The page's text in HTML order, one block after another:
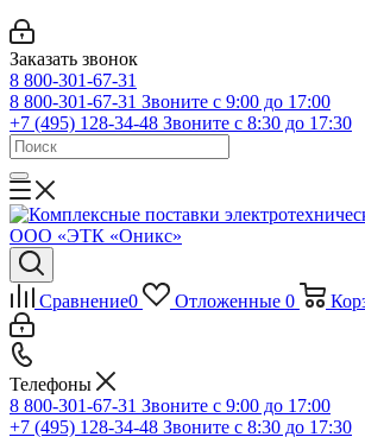
Заказать звонок
8 800-301-67-31
8 800-301-67-31 Звоните с 9:00 до 17:00
+7 (495) 128-34-48 Звоните с 8:30 до 17:30
Сравнение0 Отложенные 0
Телефоны
8 800-301-67-31 Звоните с 9:00 до 17:00
+7 (495) 128-34-48 Звоните с 8:30 до 17:30